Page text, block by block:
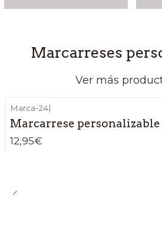
Marcarreses
Ver más
Marca-24|
Marcarrese
12,95€